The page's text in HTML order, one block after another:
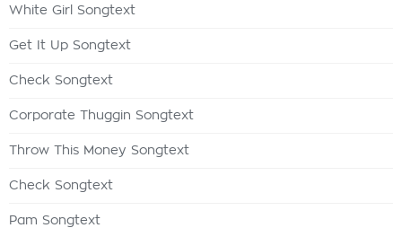
White Girl Songtext
Get It Up Songtext
Check Songtext
Corporate Thuggin Songtext
Throw This Money Songtext
Check Songtext
Pam Songtext